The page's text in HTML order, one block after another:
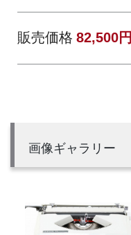
販売価格 82,500円
画像ギャラリー